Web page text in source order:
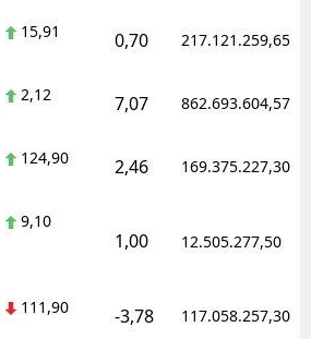
Iğdır
15,91 0,70 217.121.259,65
2,12 7,07 862.693.604,57
124,90 2,46 169.375.227,30
9,10
1,00 12.505.277,50
111,90 -3,78 117.058.257,30